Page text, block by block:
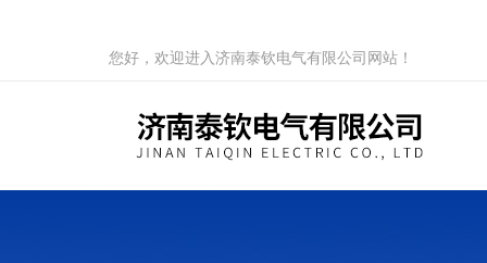
您好，欢迎进入济南泰钦电气有限公司网站！